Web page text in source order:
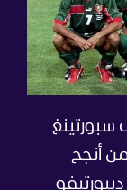
سبورتينغ
من أنجح